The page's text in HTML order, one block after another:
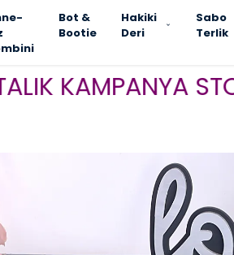
Bot &
Bootie
Hakiki
Deri
Sabo
Terlik